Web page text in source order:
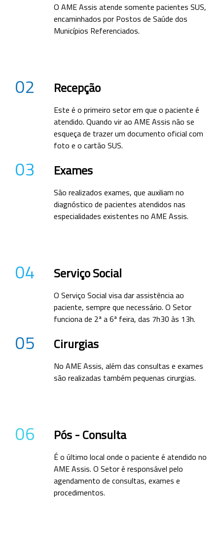
O AME Assis atende somente pacientes SUS,
encaminhados por Postos de Saúde dos
Municípios Referenciados.
02 Recepção
Este é o primeiro setor em que o paciente é
atendido. Quando vir ao AME Assis não se
esqueça de trazer um documento oficial com
foto e o cartão SUS.
03 Exames
São realizados exames, que auxiliam no
diagnóstico de pacientes atendidos nas
especialidades existentes no AME Assis.
04 Serviço Social
O Serviço Social visa dar assistência ao
paciente, sempre que necessário. O Setor
funciona de 2ª a 6ª feira, das 7h30 às 13h.
05 Cirurgias
No AME Assis, além das consultas e exames
são realizadas também pequenas cirurgias.
06 Pós - Consulta
É o último local onde o paciente é atendido no
AME Assis. O Setor é responsável pelo
agendamento de consultas, exames e
procedimentos.